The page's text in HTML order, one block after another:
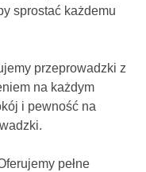
sprostać każdemu
przeprowadzki z
na każdym
i pewność na
pełne